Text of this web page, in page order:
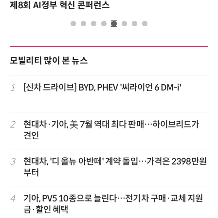
제8회 AI정부 혁신 콘퍼런스
모빌리티 많이 본 뉴스
1 [신차 드라이브] BYD, PHEV '씨라이언 6 DM-i'
2
현대차·기아, 美 7월 역대 최다 판매…하이브리드가
견인
3
현대차, '디 올뉴 아반떼' 계약 돌입…가격은 2398만원
부터
4
기아, PV5 10종으로 늘린다…전기차 구매·교체 지원
금·할인 혜택